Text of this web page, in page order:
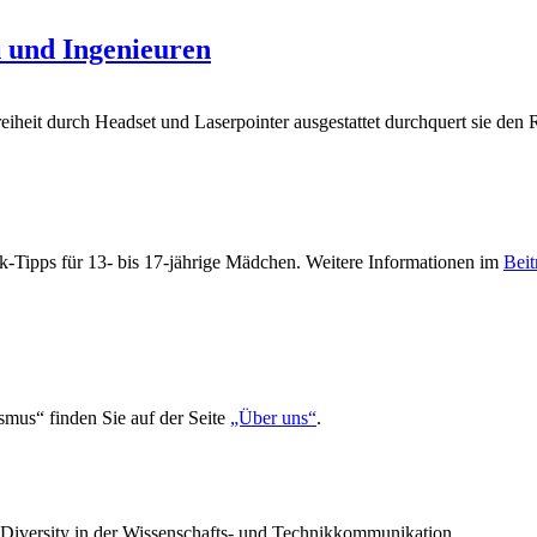
Ingenieuren
durch Headset und Laserpointer ausgestattet durchquert sie den
Tipps für 13- bis 17-jährige Mädchen. Weitere Informationen im
finden Sie auf der Seite „Über uns“.